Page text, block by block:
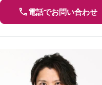
電話でお問い合わせ